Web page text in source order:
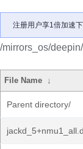
注册用户享1倍加速
/mirrors_os/
File Name ↓
Parent directory/